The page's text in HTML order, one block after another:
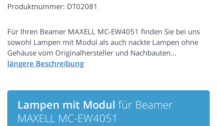
Produktnummer: DT02081
Für Ihren Beamer MAXELL MC-EW4051 finden Sie bei uns
sowohl Lampen mit Modul als auch nackte Lampen ohne
Gehäuse vom Originalhersteller und Nachbauten...
Lampen mit Modul für Beamer
MAXELL MC-EW4051